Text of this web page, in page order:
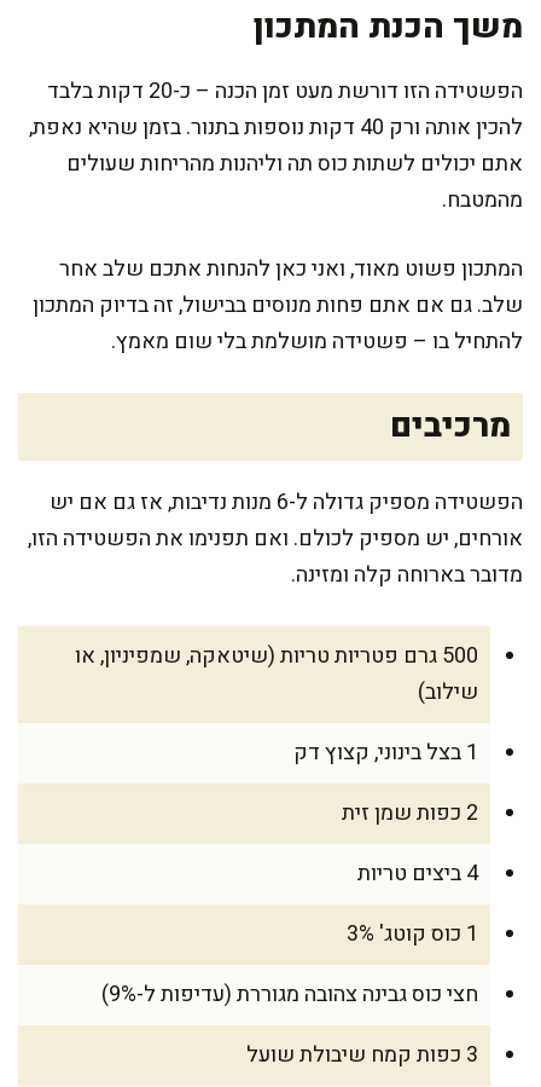
משך הכנת המתכון
הפשטידה הזו דורשת מעט זמן הכנה – כ-20 דקות בלבד
להכין אותה ורק 40 דקות נוספות בתנור. בזמן שהיא נאפת,
אתם יכולים לשתות כוס תה וליהנות מהריחות שעולים
מהמטבח.
המתכון פשוט מאוד, ואני כאן להנחות אתכם שלב אחר
שלב. גם אם אתם פחות מנוסים בבישול, זה בדיוק המתכון
להתחיל בו – פשטידה מושלמת בלי שום מאמץ.
מרכיבים
הפשטידה מספיק גדולה ל-6 מנות נדיבות, אז גם אם יש
אורחים, יש מספיק לכולם. ואם תפנימו את הפשטידה הזו,
מדובר בארוחה קלה ומזינה.
500 גרם פטריות טריות (שיטאקה, שמפיניון, או
שילוב)
1 בצל בינוני, קצוץ דק
2 כפות שמן זית
4 ביצים טריות
1 כוס קוטג' 3%
חצי כוס גבינה צהובה מגוררת (עדיפות ל-9%)
3 כפות קמח שיבולת שועל